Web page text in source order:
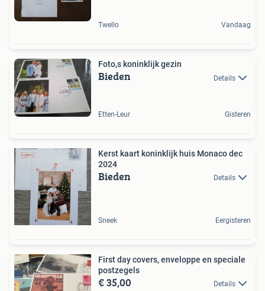
Twello Vandaag
Foto,s koninklijk gezin
Bieden Details
Etten-Leur Gisteren
Kerst kaart koninklijk huis Monaco dec
2024
Bieden Details
Sneek Eergisteren
First day covers, enveloppe en speciale
postzegels
€ 35,00 Details